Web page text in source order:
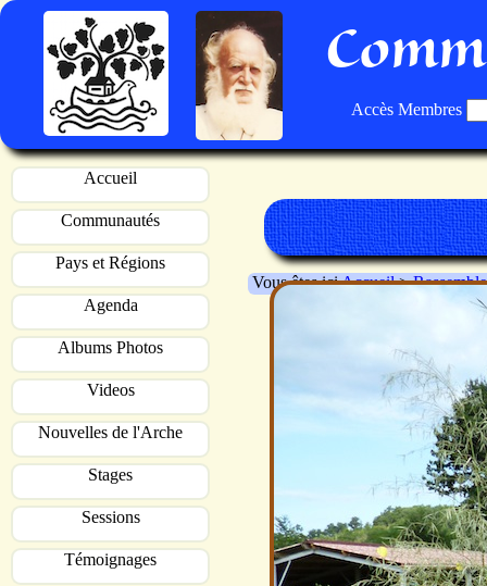
Accès Membres
Accueil
Communautés
Pays et Régions
Agenda
Albums Photos
Videos
Nouvelles de l'Arche
Stages
Sessions
Témoignages
Vous êtes iciAccueil>